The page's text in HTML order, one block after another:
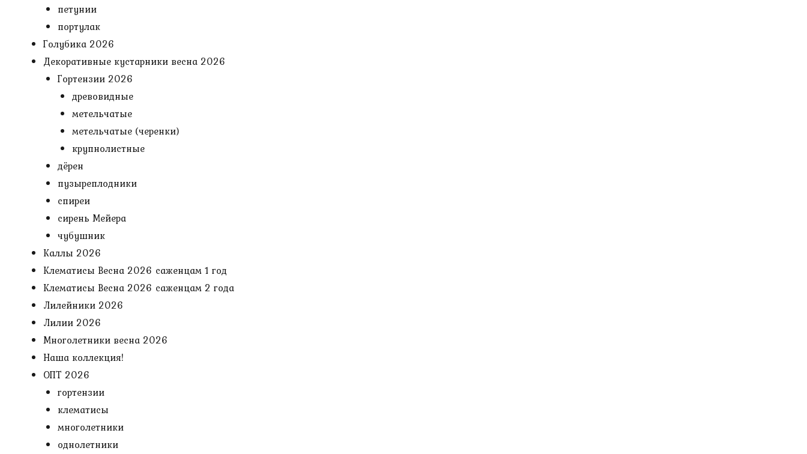
петунии
портулак
Голубика 2026
Декоративные кустарники весна 2026
Гортензии 2026
древовидные
метельчатые
метельчатые (черенки)
крупнолистные
дёрен
пузыреплодники
спиреи
сирень Мейера
чубушник
Каллы 2026
Клематисы Весна 2026 саженцам 1 год
Клематисы Весна 2026 саженцам 2 года
Лилейники 2026
Лилии 2026
Многолетники весна 2026
Наша коллекция!
ОПТ 2026
гортензии
клематисы
многолетники
однолетники